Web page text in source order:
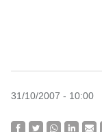
31/10/2007 - 10:00